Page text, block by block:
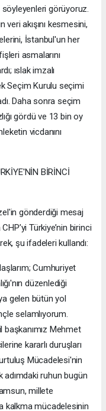
görüyoruz.
akışını kesmesini,
İstanbul'un her
asmalarını
ıslak imzalı
Seçim Kurulu seçimi
Daha sonra seçim
gördü ve 13 bin oy
vicdanını
BİRİNCİ
gönderdiği mesaj
Türkiye’nin birinci
şu ifadeleri kullandı:
Cumhuriyet
düzenlediği
gelen bütün yol
selamlıyorum.
Mehmet
kararlı duruşları
Mücadelesi'nin
adımdaki ruhun bugün
millete
kalkma mücadelesinin